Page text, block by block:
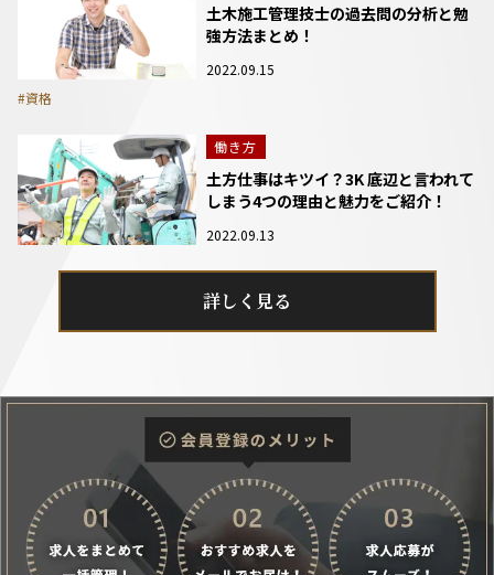
土木施工管理技士の過去問の分析と勉
強方法まとめ！
2022.09.15
#資格
働き方
土方仕事はキツイ？3K 底辺と言われて
しまう4つの理由と魅力をご紹介！
2022.09.13
詳しく見る